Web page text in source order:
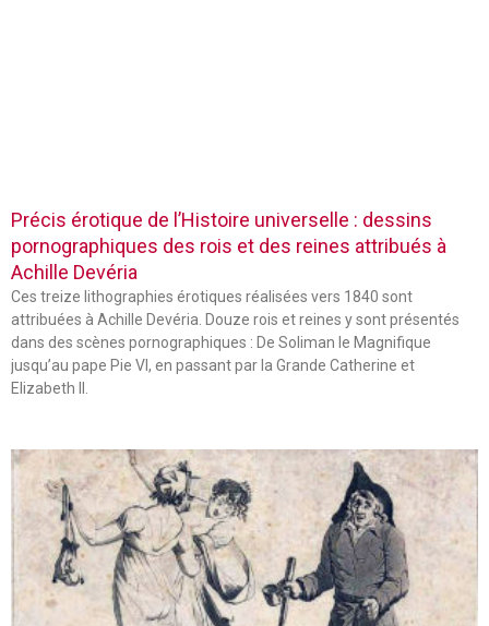
Précis érotique de l’Histoire universelle : dessins
pornographiques des rois et des reines attribués à
Achille Devéria
Ces treize lithographies érotiques réalisées vers 1840 sont
attribuées à Achille Devéria. Douze rois et reines y sont présentés
dans des scènes pornographiques : De Soliman le Magnifique
jusqu’au pape Pie VI, en passant par la Grande Catherine et
Elizabeth II.